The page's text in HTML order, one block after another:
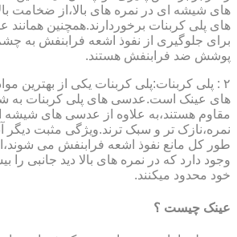
های شیشه ای در نمره های بالا،از ضخامت
های پلی کربنات برخوردارند.همچنین
برای جلوگیری از نفوذ اشعه فرابنفش به
پوشش ضد فرابنفش هستند.
۲ : پلی کربنات:پلی کربنات یکی از بهترین
های عینک است.عدسی های پلی کربنات به
مقاوم هستند،به علاوه از عدسی های شیشه
نمره،نازک تر و سبک ترند.ویژگی مثبت دیگر
طور کل مانع نفوذ اشعه فرابنفش می
وجود دارد که در نمره های بالا دید جانبی را
خود محدود میکنند.
عینک چیست ؟